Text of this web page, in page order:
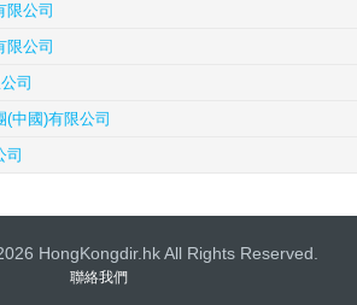
限公司
限公司
司
中國)有限公司
司
HongKongdir.hk All Rights Reserved.
聯絡我們